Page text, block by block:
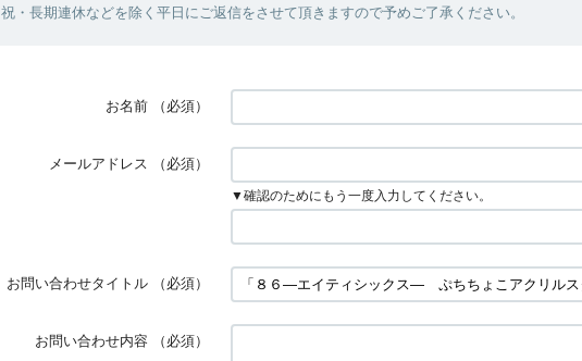
祝・長期連休などを除く平日にご返信をさせて頂きますので予めご了承ください。
お名前 （必須）
メールアドレス （必須）
▼確認のためにもう一度入力してください。
お問い合わせタイトル （必須）
お問い合わせ内容 （必須）